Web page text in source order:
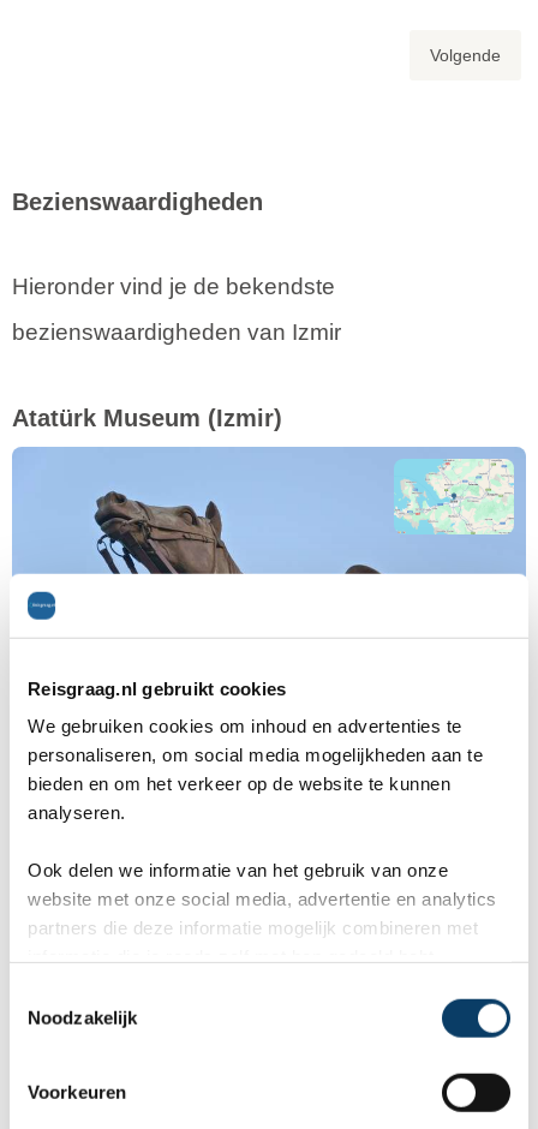
Reisgraag.nl gebruikt cookies
We gebruiken cookies om inhoud en advertenties te
personaliseren, om social media mogelijkheden aan te
bieden en om het verkeer op de website te kunnen
analyseren.
Ook delen we informatie van het gebruik van onze
website met onze social media, advertentie en analytics
partners die deze informatie mogelijk combineren met
Noodzakelijk
Voorkeuren
Volgende
Bezienswaardigheden
Hieronder vind je de bekendste
bezienswaardigheden van Izmir
Atatürk Museum (Izmir)
uit de negentiende eeuw in heel Izmir. In de jaren
dertig van de vorige eeuw verbleef Atatürk,
enkele jaren. In de loop der decennia is het gebouw
tot een museum. Dit museum laat zien hoe de